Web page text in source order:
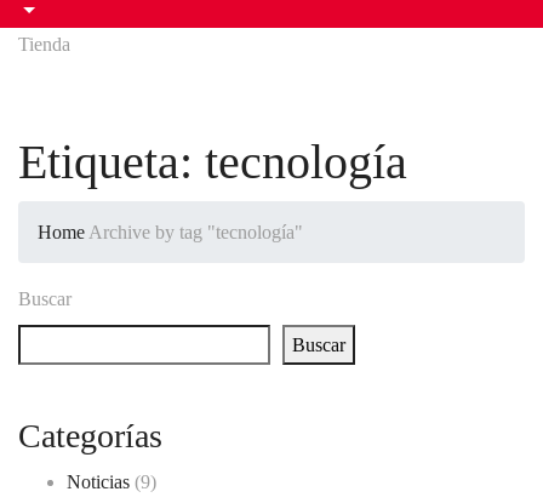
Tienda
Etiqueta: tecnología
Home Archive by tag "tecnología"
Buscar
Buscar
Categorías
Noticias (9)